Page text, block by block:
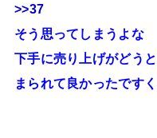
>>37
そう思ってしまうよな
下手に売り上げがどう
まられて良かったです